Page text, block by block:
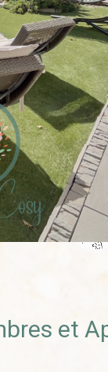
et